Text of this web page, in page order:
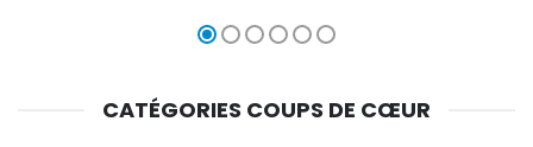
CATÉGORIES COUPS DE CŒUR